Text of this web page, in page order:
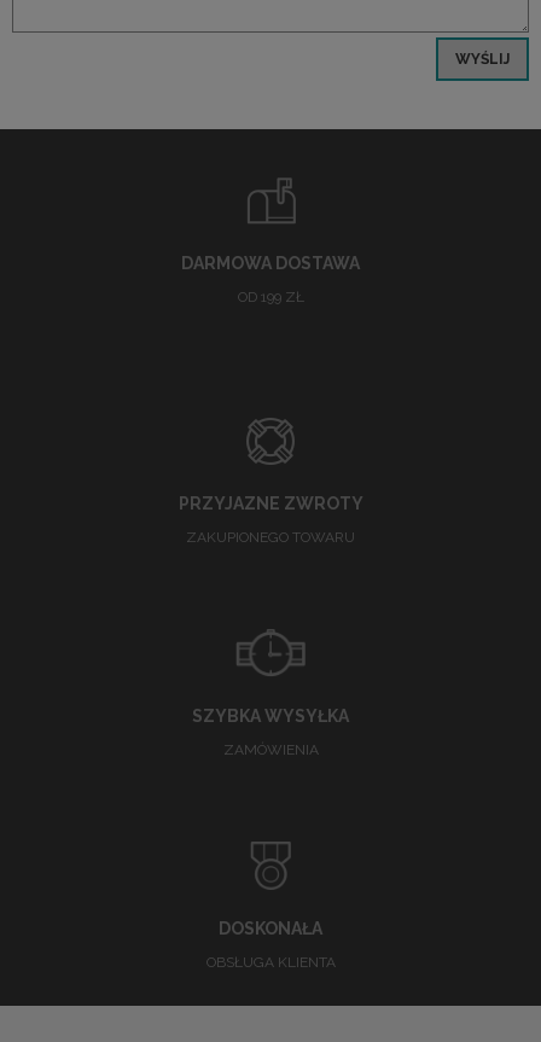
WYŚLIJ
DARMOWA DOSTAWA
OD 199 ZŁ
PRZYJAZNE ZWROTY
ZAKUPIONEGO TOWARU
SZYBKA WYSYŁKA
ZAMÓWIENIA
DOSKONAŁA
OBSŁUGA KLIENTA